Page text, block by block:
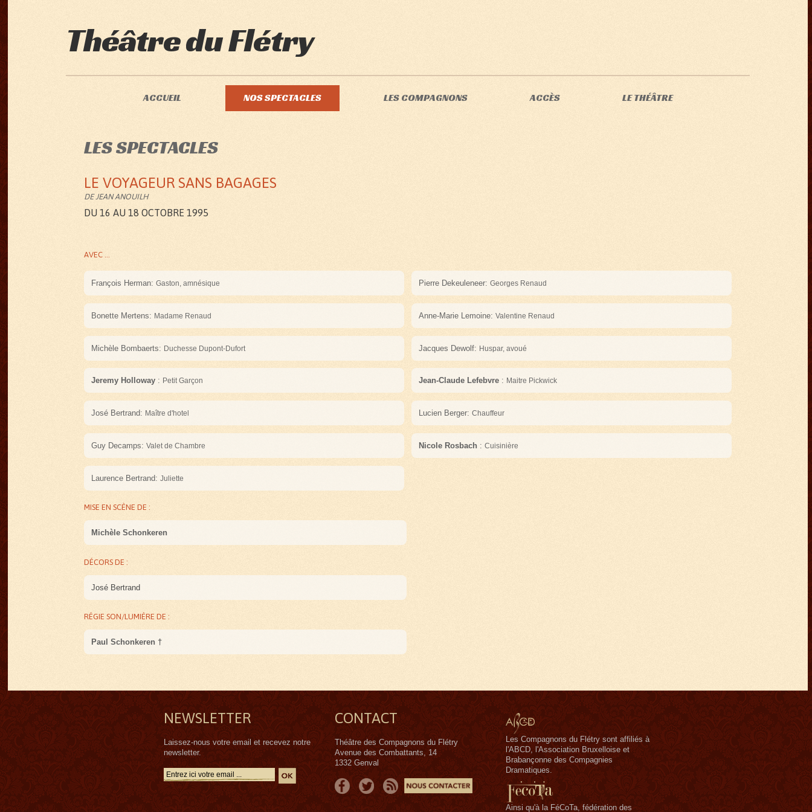
Théâtre du Flétry
ACCUEIL NOS SPECTACLES LES COMPAGNONS ACCÈS LE THÉÂTRE
LES SPECTACLES
LE VOYAGEUR SANS BAGAGES
DE JEAN ANOUILH
DU 16 AU 18 OCTOBRE 1995
AVEC ...
François Herman: Gaston, amnésique Pierre Dekeuleneer:Georges Renaud
Bonette Mertens: Madame Renaud Anne-Marie Lemoine:Valentine Renaud
Michèle Bombaerts: Duchesse Dupont-Dufort Jacques Dewolf: Huspar, avoué
Jeremy Holloway: Petit Garçon Jean-Claude Lefebvre : Maitre Pickwick
José Bertrand: Maître d'hotel Lucien Berger:Chauffeur
Guy Decamps: Valet de Chambre Nicole Rosbach :Cuisinière
Laurence Bertrand: Juliette
MISE EN SCÈNE DE :
Michèle Schonkeren
DÉCORS DE :
José Bertrand
RÉGIE SON/LUMIÈRE DE :
Paul Schonkeren †
NEWSLETTER
Laissez-nous votre email et recevez notre
newsletter.
CONTACT
Théâtre des Compagnons du Flétry
Avenue des Combattants, 14
1332 Genval
Les Compagnons du Flétry sont affiliés à
l'ABCD, l'Association Bruxelloise et
Brabançonne des Compagnies
Dramatiques.
Ainsi qu'à la FéCoTa, fédération des